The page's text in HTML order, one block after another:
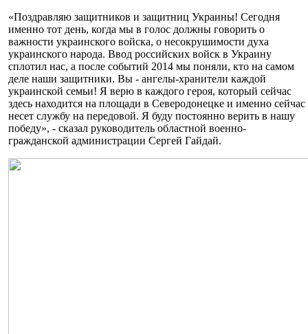
«Поздравляю защитников и защитниц Украины! Сегодня
именно тот день, когда мы в голос должны говорить о
важности украинского войска, о несокрушимости духа
украинского народа. Ввод российских войск в Украину
сплотил нас, а после событий 2014 мы поняли, кто на самом
деле наши защитники. Вы - ангелы-хранители каждой
украинской семьи! Я верю в каждого героя, который сейчас
здесь находится на площади в Северодонецке и именно сейчас
несет службу на передовой. Я буду постоянно верить в нашу
победу», - сказал руководитель областной военно-
гражданской администрации Сергей Гайдай.